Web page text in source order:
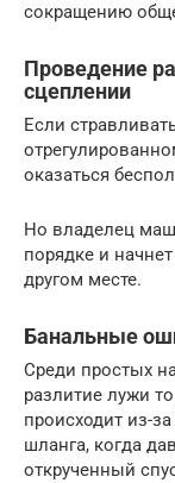
сокращению
Проведение
сцеплении
Если
оказаться
Но владелец
порядке и
другом месте.
Банальные
Среди простых
разлитие лужи
происходит из-
шланга, когда
открученный